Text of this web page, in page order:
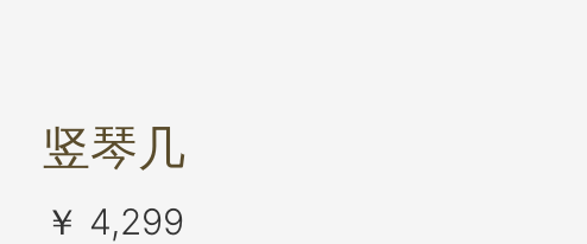
竖琴几
￥ 4,299